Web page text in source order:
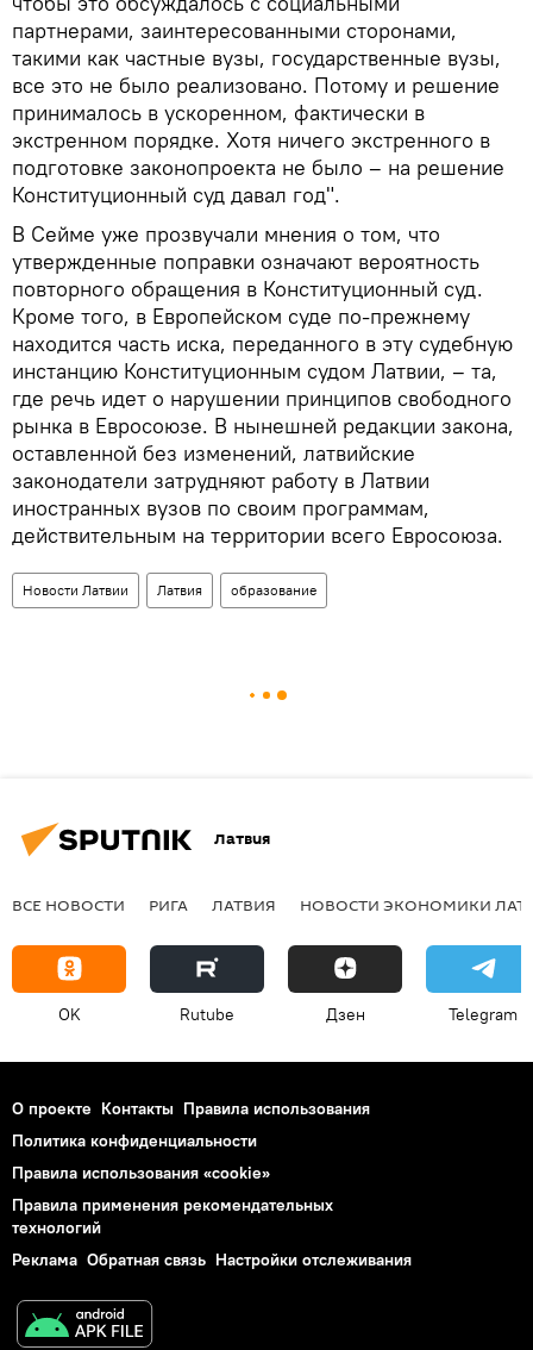
партнерами, заинтересованными сторонами,
такими как частные вузы, государственные вузы,
все это не было реализовано. Потому и решение
принималось в ускоренном, фактически в
экстренном порядке. Хотя ничего экстренного в
подготовке законопроекта не было – на решение
Конституционный суд давал год".
В Сейме уже прозвучали мнения о том, что
утвержденные поправки означают вероятность
повторного обращения в Конституционный суд.
Кроме того, в Европейском суде по-прежнему
находится часть иска, переданного в эту судебную
инстанцию Конституционным судом Латвии, – та,
где речь идет о нарушении принципов свободного
рынка в Евросоюзе. В нынешней редакции закона,
оставленной без изменений, латвийские
законодатели затрудняют работу в Латвии
иностранных вузов по своим программам,
действительным на территории всего Евросоюза.
Новости Латвии Латвия образование
Латвия
ВСЕ НОВОСТИ РИГА ЛАТВИЯ НОВОСТИ ЭКОНОМИКИ
OK Rutube Дзен Telegram
О проекте Контакты Правила использования
Политика конфиденциальности
Правила использования «cookie»
Правила применения рекомендательных
технологий
Реклама Обратная связь Настройки отслеживания